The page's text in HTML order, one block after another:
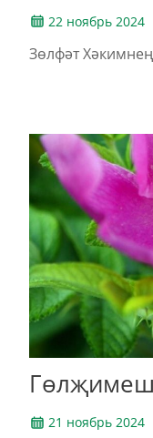
22 ноябрь 2024
Зөлфәт
21 ноябрь 2024